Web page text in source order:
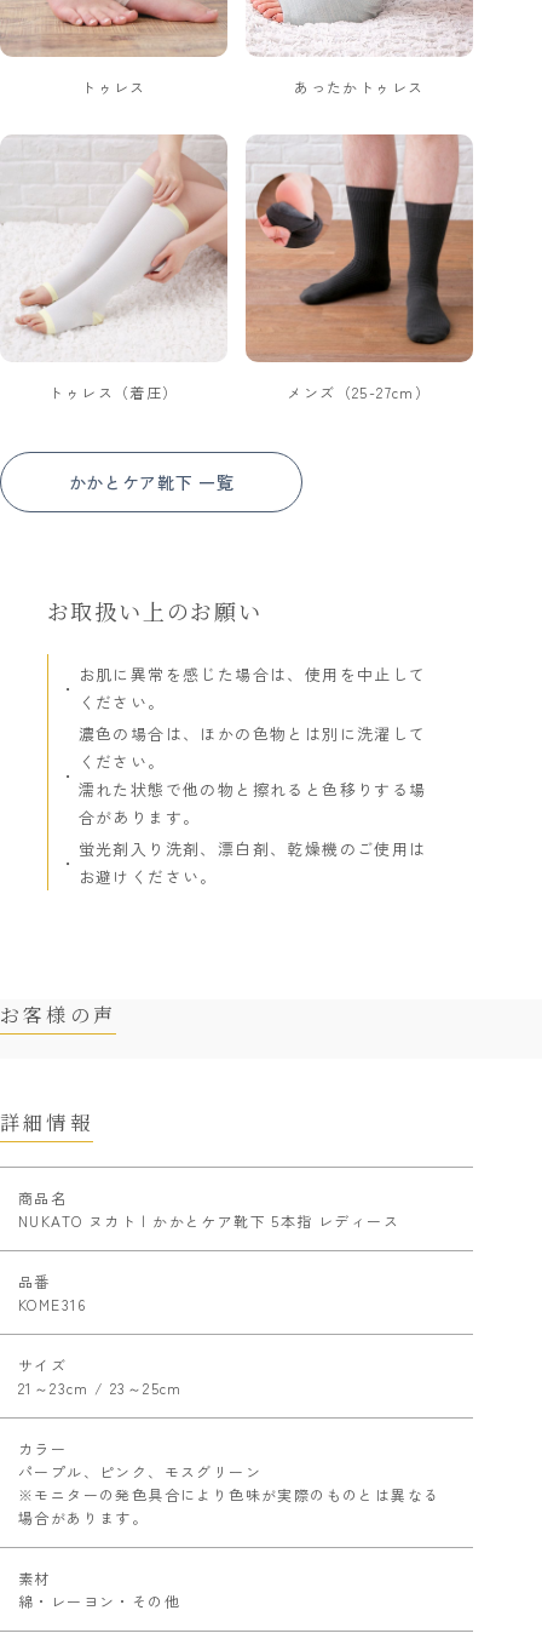
トゥレス あったかトゥレス
トゥレス（着圧） メンズ（25-27cm）
かかとケア靴下 一覧
お取扱い上のお願い
お肌に異常を感じた場合は、使用を中止して
ください。
濃色の場合は、ほかの色物とは別に洗濯して
ください。
濡れた状態で他の物と擦れると色移りする場
合があります。
蛍光剤入り洗剤、漂白剤、乾燥機のご使用は
お避けください。
お客様の声
詳細情報
商品名
NUKATO ヌカト | かかとケア靴下 5本指 レディース
品番
KOME316
サイズ
21～23cm / 23～25cm
カラー
パープル、ピンク、モスグリーン
※モニターの発色具合により色味が実際のものとは異なる
場合があります。
素材
綿・レーヨン・その他